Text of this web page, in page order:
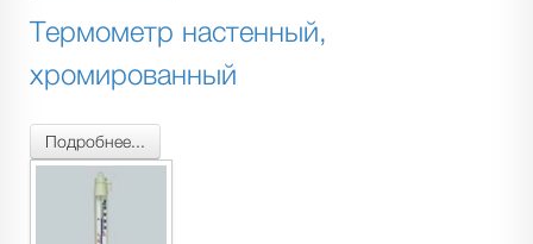
Термометр настенный,
хромированный
Подробнее...